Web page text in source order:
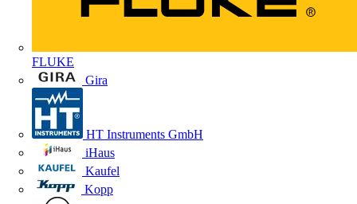
FLUKE
Gira
HT Instruments GmbH
iHaus
Kaufel
Kopp